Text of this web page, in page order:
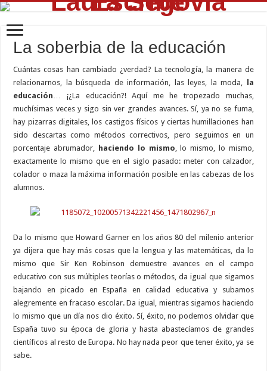
La soberbia de la educación
Cuántas cosas han cambiado ¿verdad? La tecnología, la manera de
relacionarnos, la búsqueda de información, las leyes, la moda,
la
educación… ¡¿La educación?! Aquí me he tropezado muchas,
muchísimas veces y sigo sin ver grandes avances. Sí, ya no se fuma,
hay pizarras digitales, los castigos físicos y ciertas humillaciones han
sido descartas como métodos correctivos, pero seguimos en un
porcentaje abrumador, haciendo lo mismo, lo mismo, lo mismo,
exactamente lo mismo que en el siglo pasado: meter con calzador,
colador o maza la máxima información posible en las cabezas de los
alumnos.
Da lo mismo que Howard Garner en los años 80 del milenio anterior
ya dijera que hay más cosas que la lengua y las matemáticas, da lo
mismo que Sir Ken Robinson demuestre avances en el campo
educativo con sus múltiples teorías o métodos, da igual que sigamos
bajando en picado en España en calidad educativa y subamos
alegremente en fracaso escolar. Da igual, mientras sigamos haciendo
lo mismo que un día nos dio éxito. Sí, éxito, no podemos olvidar que
España tuvo su época de gloria y hasta abastecíamos de grandes
científicos al resto de Europa. No hay nada peor que tener éxito, ya se
sabe.